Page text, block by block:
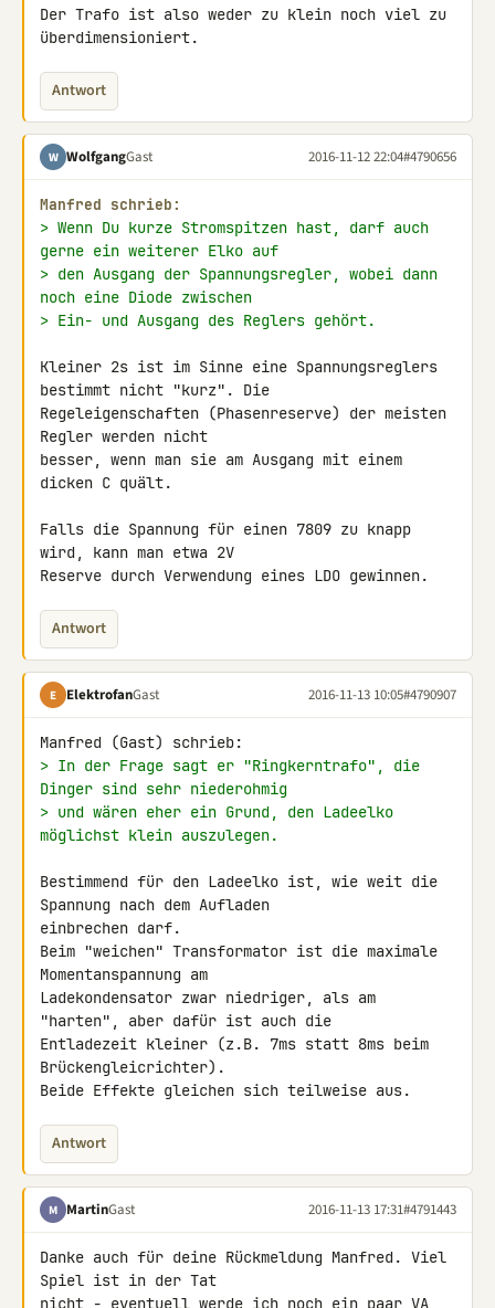
Der Trafo ist also weder zu klein noch viel zu
überdimensioniert.
Antwort
W WolfgangGast 2016-11-12 22:04#4790656
Manfred schrieb:
> Wenn Du kurze Stromspitzen hast, darf auch
gerne ein weiterer Elko auf
> den Ausgang der Spannungsregler, wobei dann
noch eine Diode zwischen
> Ein- und Ausgang des Reglers gehört.
Kleiner 2s ist im Sinne eine Spannungsreglers
bestimmt nicht "kurz". Die
Regeleigenschaften (Phasenreserve) der meisten
Regler werden nicht
besser, wenn man sie am Ausgang mit einem
dicken C quält.
Falls die Spannung für einen 7809 zu knapp
wird, kann man etwa 2V
Reserve durch Verwendung eines LDO gewinnen.
Antwort
E ElektrofanGast 2016-11-13 10:05#4790907
> In der Frage sagt er "Ringkerntrafo", die
Dinger sind sehr niederohmig
> und wären eher ein Grund, den Ladeelko
möglichst klein auszulegen.
Bestimmend für den Ladeelko ist, wie weit die
Spannung nach dem Aufladen
einbrechen darf.
Beim "weichen" Transformator ist die maximale
Momentanspannung am
Ladekondensator zwar niedriger, als am
"harten", aber dafür ist auch die
Entladezeit kleiner (z.B. 7ms statt 8ms beim
Brückengleicrichter).
Beide Effekte gleichen sich teilweise aus.
Antwort
M MartinGast 2016-11-13 17:31#4791443
Danke auch für deine Rückmeldung Manfred. Viel
Spiel ist in der Tat
nicht - eventuell werde ich noch ein paar VA